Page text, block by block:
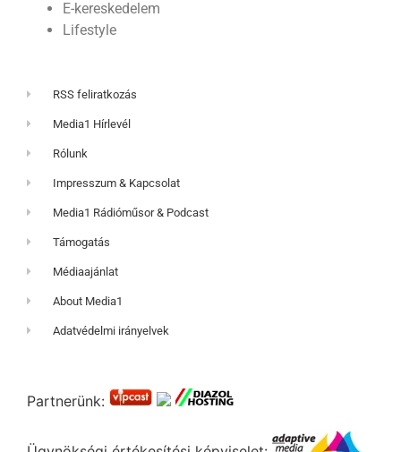
E-kereskedelem
Lifestyle
RSS feliratkozás
Media1 Hírlevél
Rólunk
Impresszum & Kapcsolat
Media1 Rádióműsor & Podcast
Támogatás
Médiaajánlat
About Media1
Adatvédelmi irányelvek
Partnerünk: